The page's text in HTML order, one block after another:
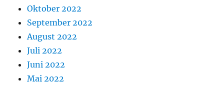
Oktober 2022
September 2022
August 2022
Juli 2022
Juni 2022
Mai 2022